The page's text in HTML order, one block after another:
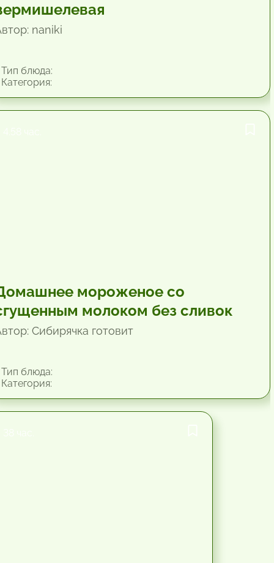
naniki
блюда:
мороженое со
молоком без сливок
Сибирячка готовит
блюда: